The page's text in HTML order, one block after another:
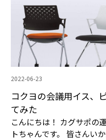
2022-06-23
コクヨの会議用イス、
てみた
こんにちは！ カグサポの
トちゃんです。 皆さんい